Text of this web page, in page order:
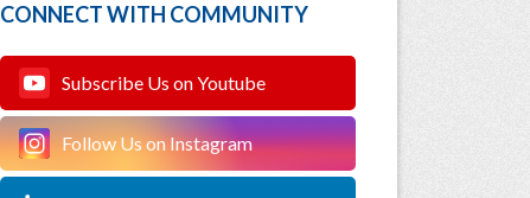
CONNECT WITH COMMUNITY
Subscribe Us on Youtube
Follow Us on Instagram